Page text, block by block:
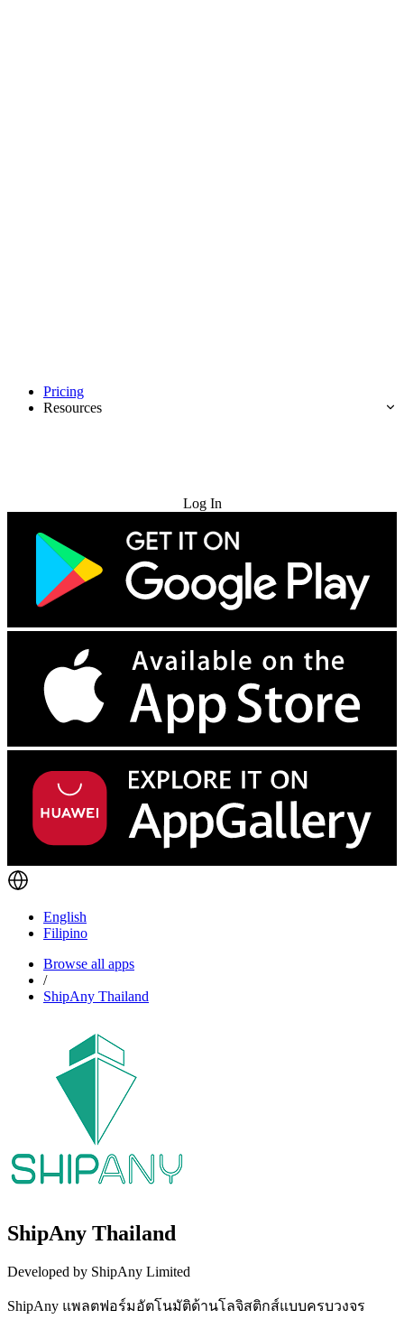
Pricing
Resources
Log In
English
Filipino
Browse all apps
/
ShipAny Thailand
ShipAny Thailand
Developed by ShipAny Limited
ShipAny แพลตฟอร์มอัตโนมัติด้านโลจิสติกส์แบบครบวงจร